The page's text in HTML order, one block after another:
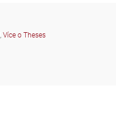
, Více o Theses